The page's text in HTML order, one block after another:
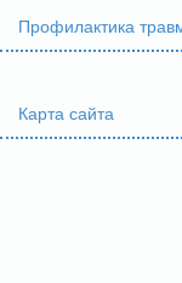
Профилактика
Карта сайта